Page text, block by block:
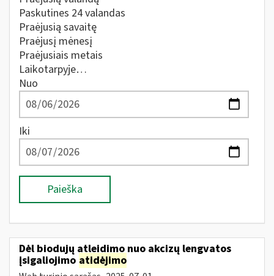
Paskutines 24 valandas
Praėjusią savaitę
Praėjusį mėnesį
Praėjusiais metais
Laikotarpyje…
Nuo
Iki
Paieška
Dėl biodujų atleidimo nuo akcizų lengvatos
įsigaliojimo atidėjimo